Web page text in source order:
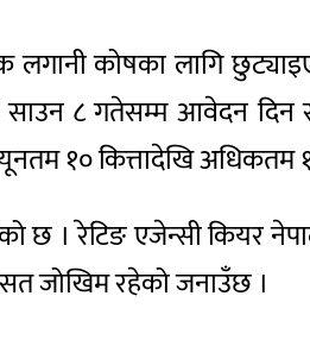
लगानी कोषका लागि
८ गतेसम्म आवेदन दिन
१० कित्तादेखि अधिकतम
छ । रेटिङ एजेन्सी कियर
जोखिम रहेको जनाउँछ ।